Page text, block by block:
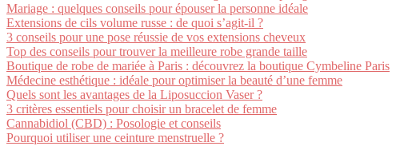
Mariage : quelques conseils pour épouser la personne idéale
Extensions de cils volume russe : de quoi s’agit-il ?
3 conseils pour une pose réussie de vos extensions cheveux
Top des conseils pour trouver la meilleure robe grande taille
Boutique de robe de mariée à Paris : découvrez la boutique Cymbeline Paris
Médecine esthétique : idéale pour optimiser la beauté d’une femme
Quels sont les avantages de la Liposuccion Vaser ?
3 critères essentiels pour choisir un bracelet de femme
Cannabidiol (CBD) : Posologie et conseils
Pourquoi utiliser une ceinture menstruelle ?